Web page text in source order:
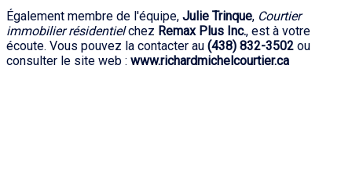
Également membre de l'équipe, Julie Trinque, Courtier
immobilier résidentielchez Remax Plus Inc., est à votre
écoute. Vous pouvez la contacter au (438) 832-3502 ou
consulter le site web : www.richardmichelcourtier.ca